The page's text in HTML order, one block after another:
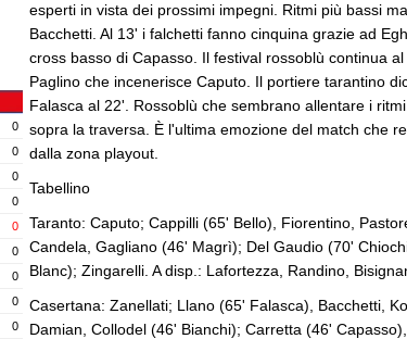
0
0
0
0
0
0
0
0
0
esperti in vista dei prossimi impegni. Ritmi più bassi
Bacchetti. Al 13' i falchetti fanno cinquina grazie ad
cross basso di Capasso. Il festival rossoblù continua
Paglino che incenerisce Caputo. Il portiere tarantino
Falasca al 22'. Rossoblù che sembrano allentare i
sopra la traversa. È l'ultima emozione del match che
dalla zona playout.
Tabellino
Taranto: Caputo; Cappilli (65' Bello), Fiorentino,
Candela, Gagliano (46' Magrì); Del Gaudio (70'
Blanc); Zingarelli. A disp.: Lafortezza, Randino,
Casertana: Zanellati; Llano (65' Falasca), Bacchetti,
Damian, Collodel (46' Bianchi); Carretta (46'